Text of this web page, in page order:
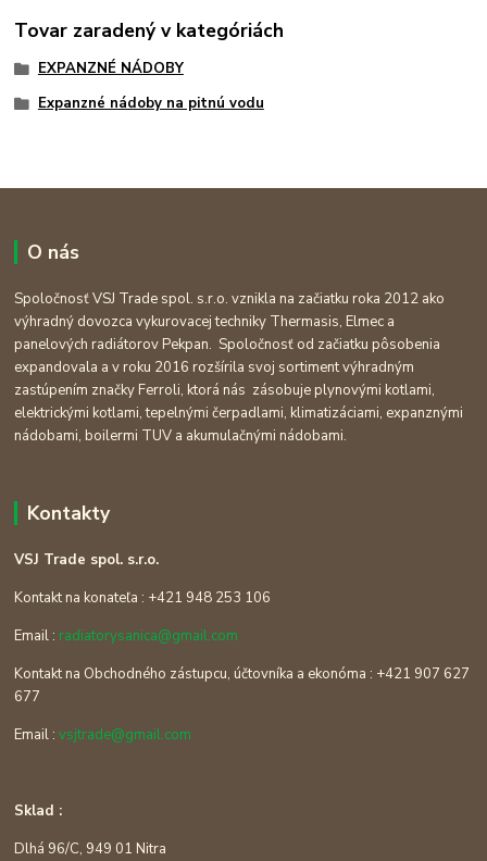
Tovar zaradený v kategóriách
EXPANZNÉ NÁDOBY
Expanzné nádoby na pitnú vodu
O nás
Spoločnosť VSJ Trade spol. s.r.o. vznikla na začiatku roka 2012 ako
výhradný dovozca vykurovacej techniky Thermasis, Elmec a
panelových radiátorov Pekpan. Spoločnosť od začiatku pôsobenia
expandovala a v roku 2016 rozšírila svoj sortiment výhradným
zastúpením značky Ferroli, ktorá nás zásobuje plynovými kotlami,
elektrickými kotlami, tepelnými čerpadlami, klimatizáciami, expanznými
nádobami, boilermi TUV a akumulačnými nádobami.
Kontakty
VSJ Trade spol. s.r.o.
Kontakt na konateľa : +421 948 253 106
Email : radiatorysanica@gmail.com
Kontakt na Obchodného zástupcu, účtovníka a ekonóma : +421 907 627
677
Email :vsjtrade@gmail.com
Sklad :
Dlhá 96/C, 949 01 Nitra